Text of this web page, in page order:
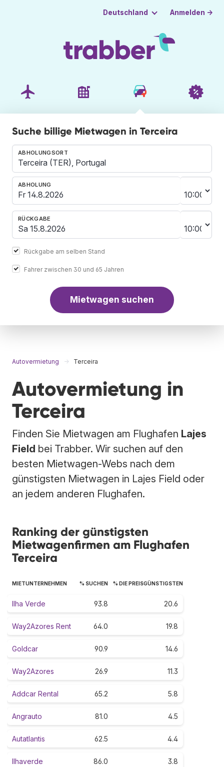
Deutschland Anmelden →
Suche billige Mietwagen in Terceira
ABHOLUNGSORT
ABHOLUNG
RÜCKGABE
Rückgabe am selben Stand
Fahrer zwischen 30 und 65 Jahren
Mietwagen suchen
Autovermietung Terceira
Autovermietung in
Terceira
Finden Sie Mietwagen am Flughafen Lajes
Field bei Trabber. Wir suchen auf den
besten Mietwagen-Webs nach dem
günstigsten Mietwagen in Lajes Field oder
an jedem anderen Flughafen.
Ranking der günstigsten
Mietwagenfirmen am Flughafen
Terceira
MIETUNTERNEHMEN % SUCHEN % DIE PREISGÜNSTIGSTEN
Ilha Verde 93.8 20.6
Way2Azores Rent 64.0 19.8
Goldcar 90.9 14.6
Way2Azores 26.9 11.3
Addcar Rental 65.2 5.8
Angrauto 81.0 4.5
Autatlantis 62.5 4.4
Ilhaverde 86.0 3.8